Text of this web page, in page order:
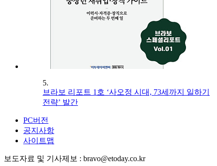
5.
브라보 리포트 1호 ‘사오정 시대, 73세까지 일하기
전략’ 발간
PC버전
공지사항
사이트맵
보도자료 및 기사제보 : bravo@etoday.co.kr